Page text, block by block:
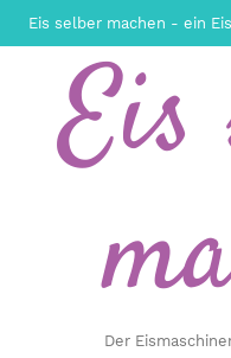
Zum
Inhalt
springen
Eis selber machen - ein
Eis
Der